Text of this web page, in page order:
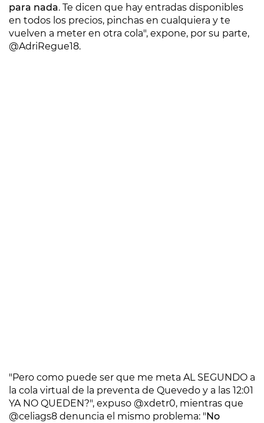
para nada. Te dicen que hay entradas disponibles
en todos los precios, pinchas en cualquiera y te
vuelven a meter en otra cola", expone, por su parte,
@AdriRegue18.
"Pero como puede ser que me meta AL SEGUNDO a
la cola virtual de la preventa de Quevedo y a las 12:01
YA NO QUEDEN?", expuso @xdetr0, mientras que
@celiags8 denuncia el mismo problema: "No